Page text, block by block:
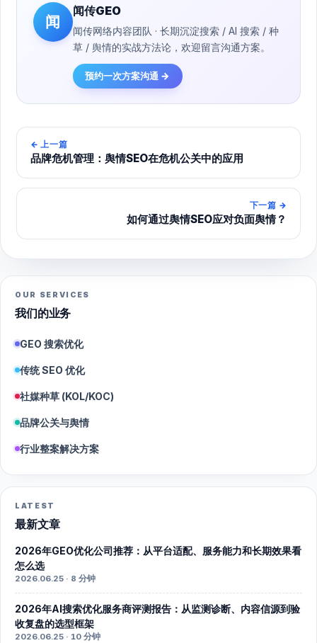
闻
闻传GEO
闻传网络内容团队 · 长期沉淀搜索 / AI 搜索 / 种
草 / 舆情的实战方法论，欢迎留言沟通方案。
预约一次方案沟通 →
← 上一篇
品牌危机管理：舆情SEO在危机公关中的应用
下一篇 →
如何通过舆情SEO应对负面舆情？
OUR SERVICES
我们的业务
GEO 搜索优化
传统 SEO 优化
社媒种草 (KOL/KOC)
品牌公关与舆情
行业整案解决方案
LATEST
最新文章
2026年GEO优化公司推荐：从平台适配、服务能力和长期效果看
怎么选
2026.06.25 · 8 分钟
2026年AI搜索优化服务商评测报告：从监测诊断、内容信源到验
收复盘的选型框架
2026.06.25 · 10 分钟